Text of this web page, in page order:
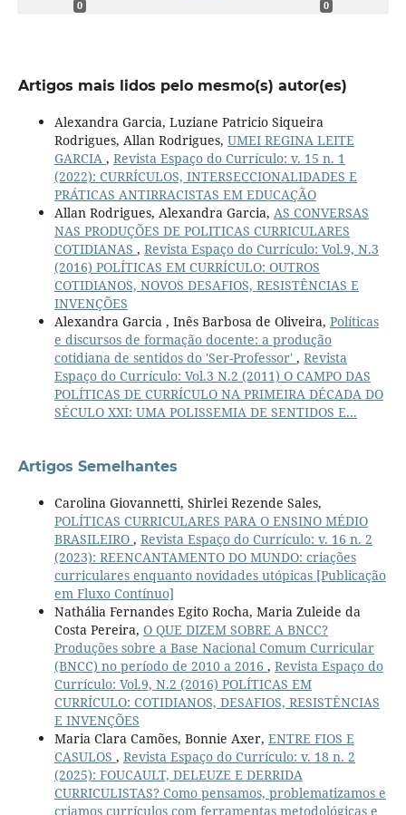
0 0
Artigos mais lidos pelo mesmo(s) autor(es)
Alexandra Garcia, Luziane Patricio Siqueira
Rodrigues, Allan Rodrigues, UMEI REGINA LEITE
GARCIA , Revista Espaço do Currículo: v. 15 n. 1
(2022): CURRÍCULOS, INTERSECCIONALIDADES E
PRÁTICAS ANTIRRACISTAS EM EDUCAÇÃO
Allan Rodrigues, Alexandra Garcia, AS CONVERSAS
NAS PRODUÇÕES DE POLITICAS CURRICULARES
COTIDIANAS , Revista Espaço do Currículo: Vol.9, N.3
(2016) POLÍTICAS EM CURRÍCULO: OUTROS
COTIDIANOS, NOVOS DESAFIOS, RESISTÊNCIAS E
INVENÇÕES
Alexandra Garcia , Inês Barbosa de Oliveira, Políticas
e discursos de formação docente: a produção
cotidiana de sentidos do 'Ser-Professor' , Revista
Espaço do Currículo: Vol.3 N.2 (2011) O CAMPO DAS
POLÍTICAS DE CURRÍCULO NA PRIMEIRA DÉCADA DO
SÉCULO XXI: UMA POLISSEMIA DE SENTIDOS E...
Artigos Semelhantes
Carolina Giovannetti, Shirlei Rezende Sales,
POLÍTICAS CURRICULARES PARA O ENSINO MÉDIO
BRASILEIRO , Revista Espaço do Currículo: v. 16 n. 2
(2023): REENCANTAMENTO DO MUNDO: criações
curriculares enquanto novidades utópicas [Publicação
em Fluxo Contínuo]
Nathália Fernandes Egito Rocha, Maria Zuleide da
Costa Pereira, O QUE DIZEM SOBRE A BNCC?
Produções sobre a Base Nacional Comum Curricular
(BNCC) no período de 2010 a 2016 , Revista Espaço do
Currículo: Vol.9, N.2 (2016) POLÍTICAS EM
CURRÍCULO: COTIDIANOS, DESAFIOS, RESISTÊNCIAS
E INVENÇÕES
Maria Clara Camões, Bonnie Axer, ENTRE FIOS E
CASULOS , Revista Espaço do Currículo: v. 18 n. 2
(2025): FOUCAULT, DELEUZE E DERRIDA
CURRICULISTAS? Como pensamos, problematizamos e
criamos currículos com ferramentas metodológicas e